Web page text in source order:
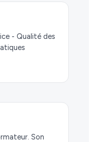
- Qualité des
Son